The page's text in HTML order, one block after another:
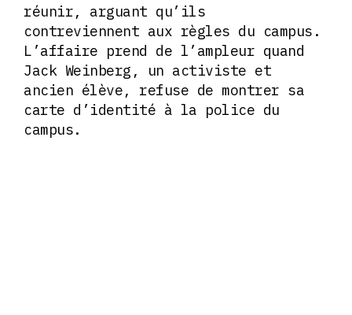
réunir, arguant qu’ils
contreviennent aux règles du campus.
L’affaire prend de l’ampleur quand
Jack Weinberg, un activiste et
ancien élève, refuse de montrer sa
carte d’identité à la police du
campus.